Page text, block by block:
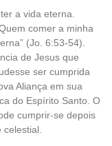
a vida eterna.
comer a minha
(Jo. 6:53-54).
de Jesus que
ser cumprida
Aliança em sua
do Espírito Santo. O
cumprir-se depois